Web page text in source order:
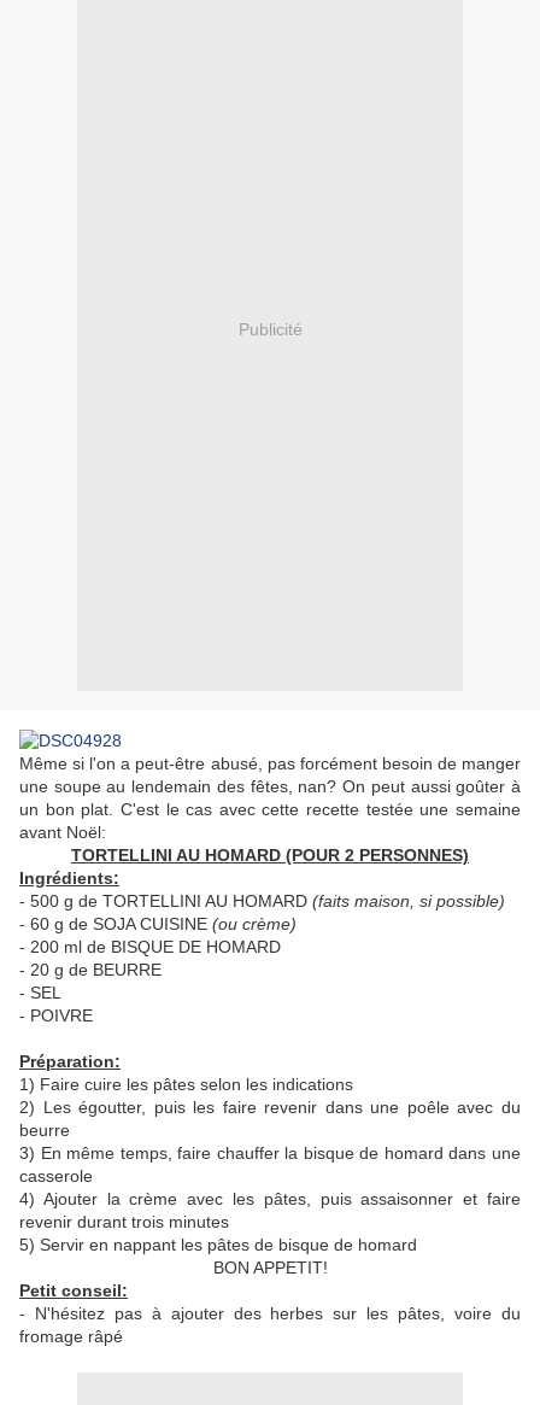
Publicité
Même si l'on a peut-être abusé, pas forcément besoin de manger
une soupe au lendemain des fêtes, nan? On peut aussi goûter à
un bon plat. C'est le cas avec cette recette testée une semaine
avant Noël:
TORTELLINI AU HOMARD (POUR 2 PERSONNES)
Ingrédients:
- 500 g de TORTELLINI AU HOMARD (faits maison, si possible)
- 60 g de SOJA CUISINE (ou crème)
- 200 ml de BISQUE DE HOMARD
- 20 g de BEURRE
- SEL
- POIVRE
Préparation:
1) Faire cuire les pâtes selon les indications
2) Les égoutter, puis les faire revenir dans une poêle avec du
beurre
3) En même temps, faire chauffer la bisque de homard dans une
casserole
4) Ajouter la crème avec les pâtes, puis assaisonner et faire
revenir durant trois minutes
5) Servir en nappant les pâtes de bisque de homard
BON APPETIT!
Petit conseil:
- N'hésitez pas à ajouter des herbes sur les pâtes, voire du
fromage râpé